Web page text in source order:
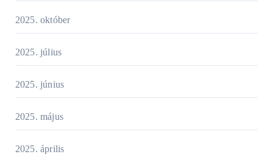
2025. október
2025. július
2025. június
2025. május
2025. április